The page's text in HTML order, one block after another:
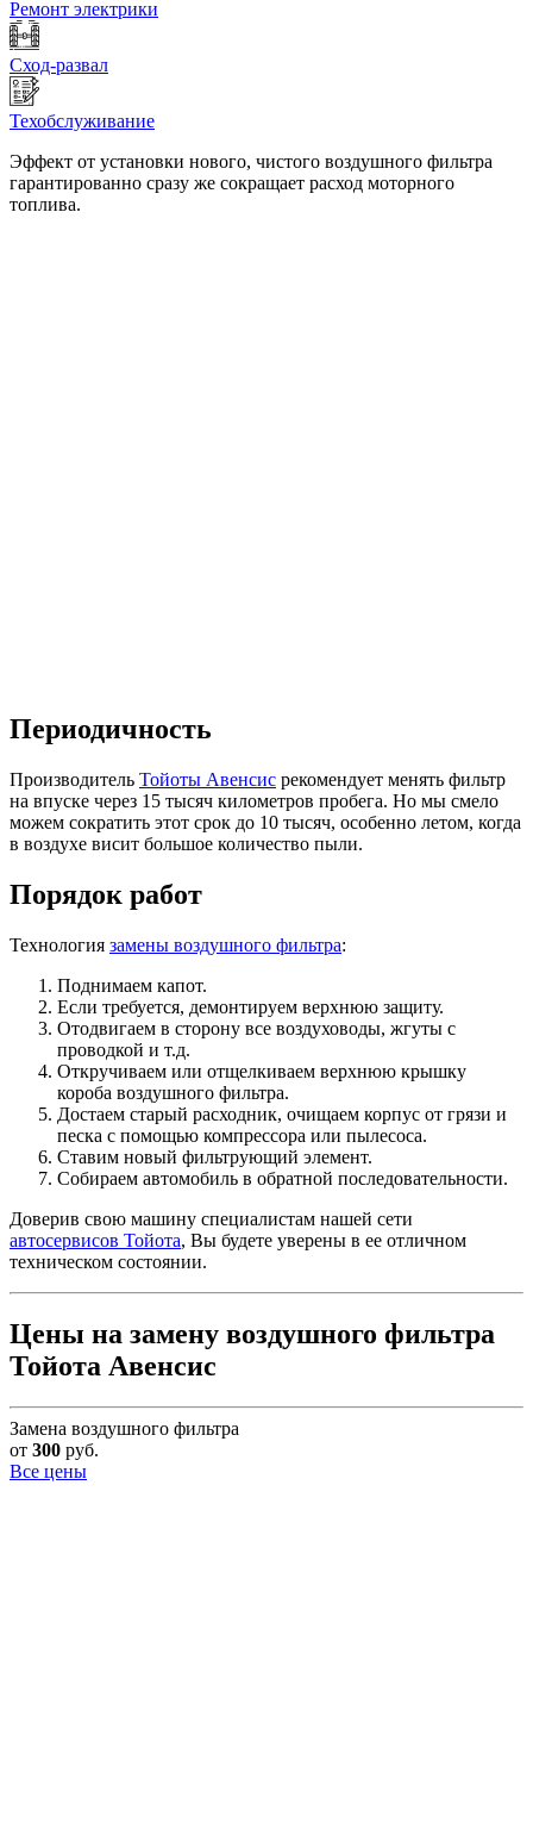
Ремонт электрики
Сход-развал
Техобслуживание
Эффект от установки нового, чистого воздушного фильтра
гарантированно сразу же сокращает расход моторного
топлива.
Периодичность
Производитель Тойоты Авенсис рекомендует менять фильтр
на впуске через 15 тысяч километров пробега. Но мы смело
можем сократить этот срок до 10 тысяч, особенно летом, когда
в воздухе висит большое количество пыли.
Порядок работ
Технология замены воздушного фильтра:
Поднимаем капот.
Если требуется, демонтируем верхнюю защиту.
Отодвигаем в сторону все воздуховоды, жгуты с
проводкой и т.д.
Откручиваем или отщелкиваем верхнюю крышку
короба воздушного фильтра.
Достаем старый расходник, очищаем корпус от грязи и
песка с помощью компрессора или пылесоса.
Ставим новый фильтрующий элемент.
Собираем автомобиль в обратной последовательности.
Доверив свою машину специалистам нашей сети
автосервисов Тойота, Вы будете уверены в ее отличном
техническом состоянии.
Цены на замену воздушного фильтра
Тойота Авенсис
Замена воздушного фильтра
от 300 руб.
Все цены